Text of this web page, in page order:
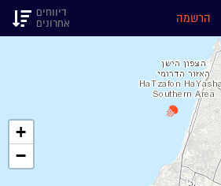
הרשמה
דיווחים
אחרונים
+
−